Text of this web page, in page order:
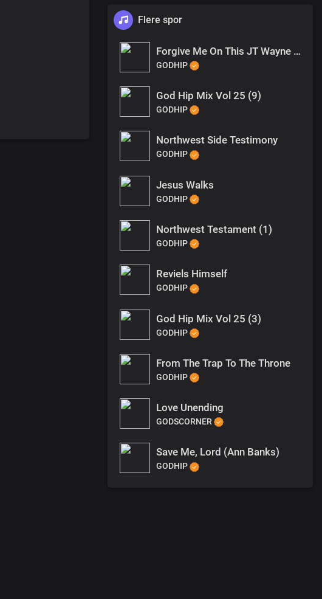
Flere spor
Forgive Me On This JT Wayne Beat
GODHIP
God Hip Mix Vol 25 (9)
GODHIP
Northwest Side Testimony
GODHIP
Jesus Walks
GODHIP
Northwest Testament (1)
GODHIP
Reviels Himself
GODHIP
God Hip Mix Vol 25 (3)
GODHIP
From The Trap To The Throne
GODHIP
Love Unending
GODSCORNER
Save Me, Lord (Ann Banks)
GODHIP